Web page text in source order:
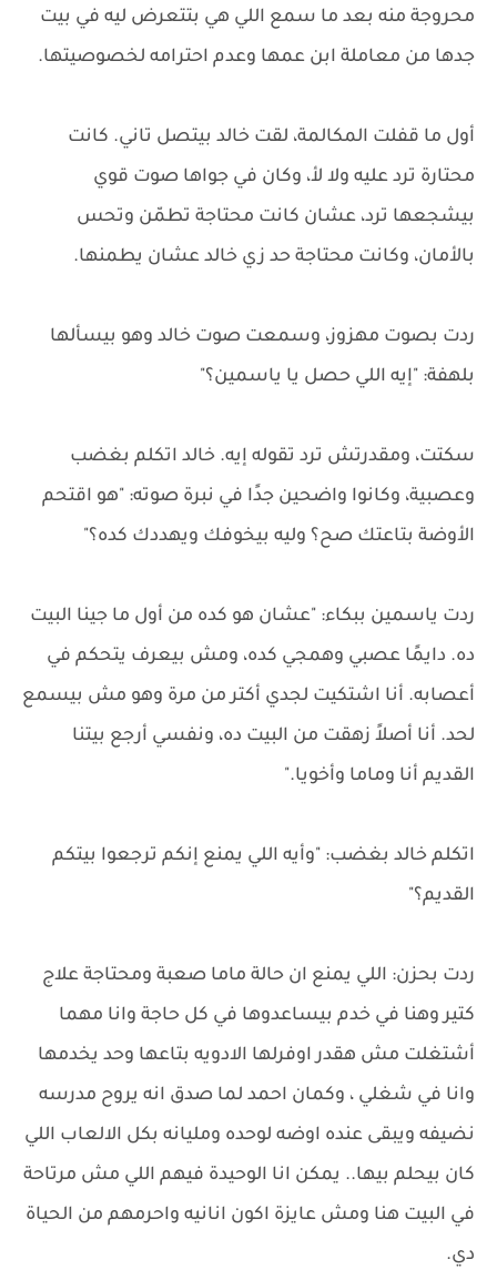
محروجة منه بعد ما سمع اللي هي بتتعرض ليه في بيت
جدها من معاملة ابن عمها وعدم احترامه لخصوصيتها.
أول ما قفلت المكالمة، لقت خالد بيتصل تاني. كانت
محتارة ترد عليه ولا لأ، وكان في جواها صوت قوي
بيشجعها ترد، عشان كانت محتاجة تطمّن وتحس
بالأمان، وكانت محتاجة حد زي خالد عشان يطمنها.
ردت بصوت مهزوز، وسمعت صوت خالد وهو بيسألها
بلهفة: "إيه اللي حصل يا ياسمين؟"
سكتت، ومقدرتش ترد تقوله إيه. خالد اتكلم بغضب
وعصبية، وكانوا واضحين جدًا في نبرة صوته: "هو اقتحم
الأوضة بتاعتك صح؟ وليه بيخوفك ويهددك كده؟"
ردت ياسمين ببكاء: "عشان هو كده من أول ما جينا البيت
ده. دايمًا عصبي وهمجي كده، ومش بيعرف يتحكم في
أعصابه. أنا اشتكيت لجدي أكتر من مرة وهو مش بيسمع
لحد. أنا أصلاً زهقت من البيت ده، ونفسي أرجع بيتنا
القديم أنا وماما وأخويا."
اتكلم خالد بغضب: "وأيه اللي يمنع إنكم ترجعوا بيتكم
القديم؟"
ردت بحزن: اللي يمنع ان حالة ماما صعبة ومحتاجة علاج
كتير وهنا في خدم بيساعدوها في كل حاجة وانا مهما
أشتغلت مش هقدر اوفرلها الادويه بتاعها وحد يخدمها
وانا في شغلي ، وكمان احمد لما صدق انه يروح مدرسه
نضيفه ويبقى عنده اوضه لوحده ومليانه بكل الالعاب اللي
كان بيحلم بيها.. يمكن انا الوحيدة فيهم اللي مش مرتاحة
في البيت هنا ومش عايزة اكون انانيه واحرمهم من الحياة
دي.